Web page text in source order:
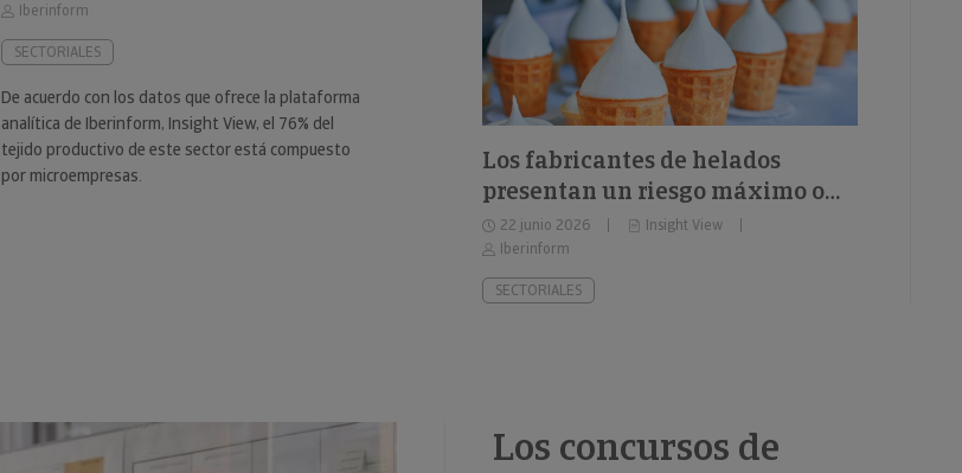
Iberinform
SECTORIALES
De acuerdo con los datos que ofrece la plataforma
analítica de Iberinform, Insight View, el 76% del
tejido productivo de este sector está compuesto
por microempresas.
Los fabricantes de helados
presentan un riesgo máximo o
elevado de impago del 26%
22 junio 2026
Insight View
Iberinform
SECTORIALES
Los concursos de